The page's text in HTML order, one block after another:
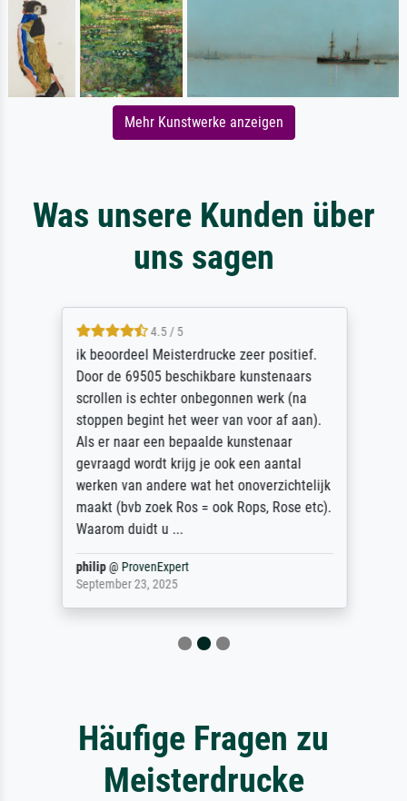
Mehr Kunstwerke anzeigen
Was unsere Kunden über
uns sagen
4.5 / 5
ik beoordeel Meisterdrucke zeer positief.
Door de 69505 beschikbare kunstenaars
scrollen is echter onbegonnen werk (na
stoppen begint het weer van voor af aan).
Als er naar een bepaalde kunstenaar
gevraagd wordt krijg je ook een aantal
werken van andere wat het onoverzichtelijk
maakt (bvb zoek Ros = ook Rops, Rose etc).
Waarom duidt u ...
philip@ ProvenExpert
September 23, 2025
Häufige Fragen zu
Meisterdrucke